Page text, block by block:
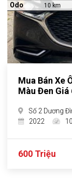
Odo 10 km
Mua Bán Xe
Màu Đen Giá
Số 2 Dương
2022
600 Triệu